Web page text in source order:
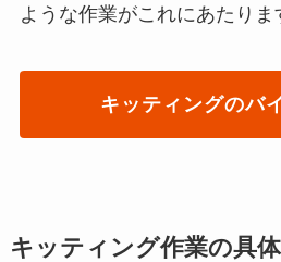
ような作業がこれにあたりま
キッティングのバ
キッティング作業の具